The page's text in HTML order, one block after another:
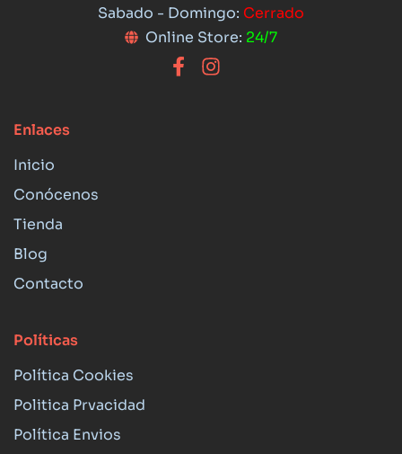
Sabado - Domingo: Cerrado
Online Store: 24/7
Enlaces
Inicio
Conócenos
Tienda
Blog
Contacto
Políticas
Política Cookies
Politica Prvacidad
Política Envios